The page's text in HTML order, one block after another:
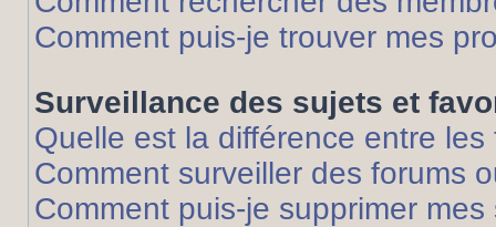
Comment puis-je trouver mes
Surveillance des sujets et
Quelle est la différence entre
Comment surveiller des forums
Comment puis-je supprimer